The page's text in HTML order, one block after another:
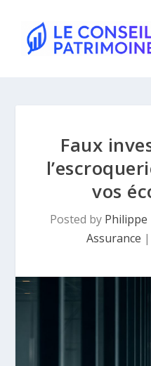
Faux
vos
Posted by Philippe
Assurance |